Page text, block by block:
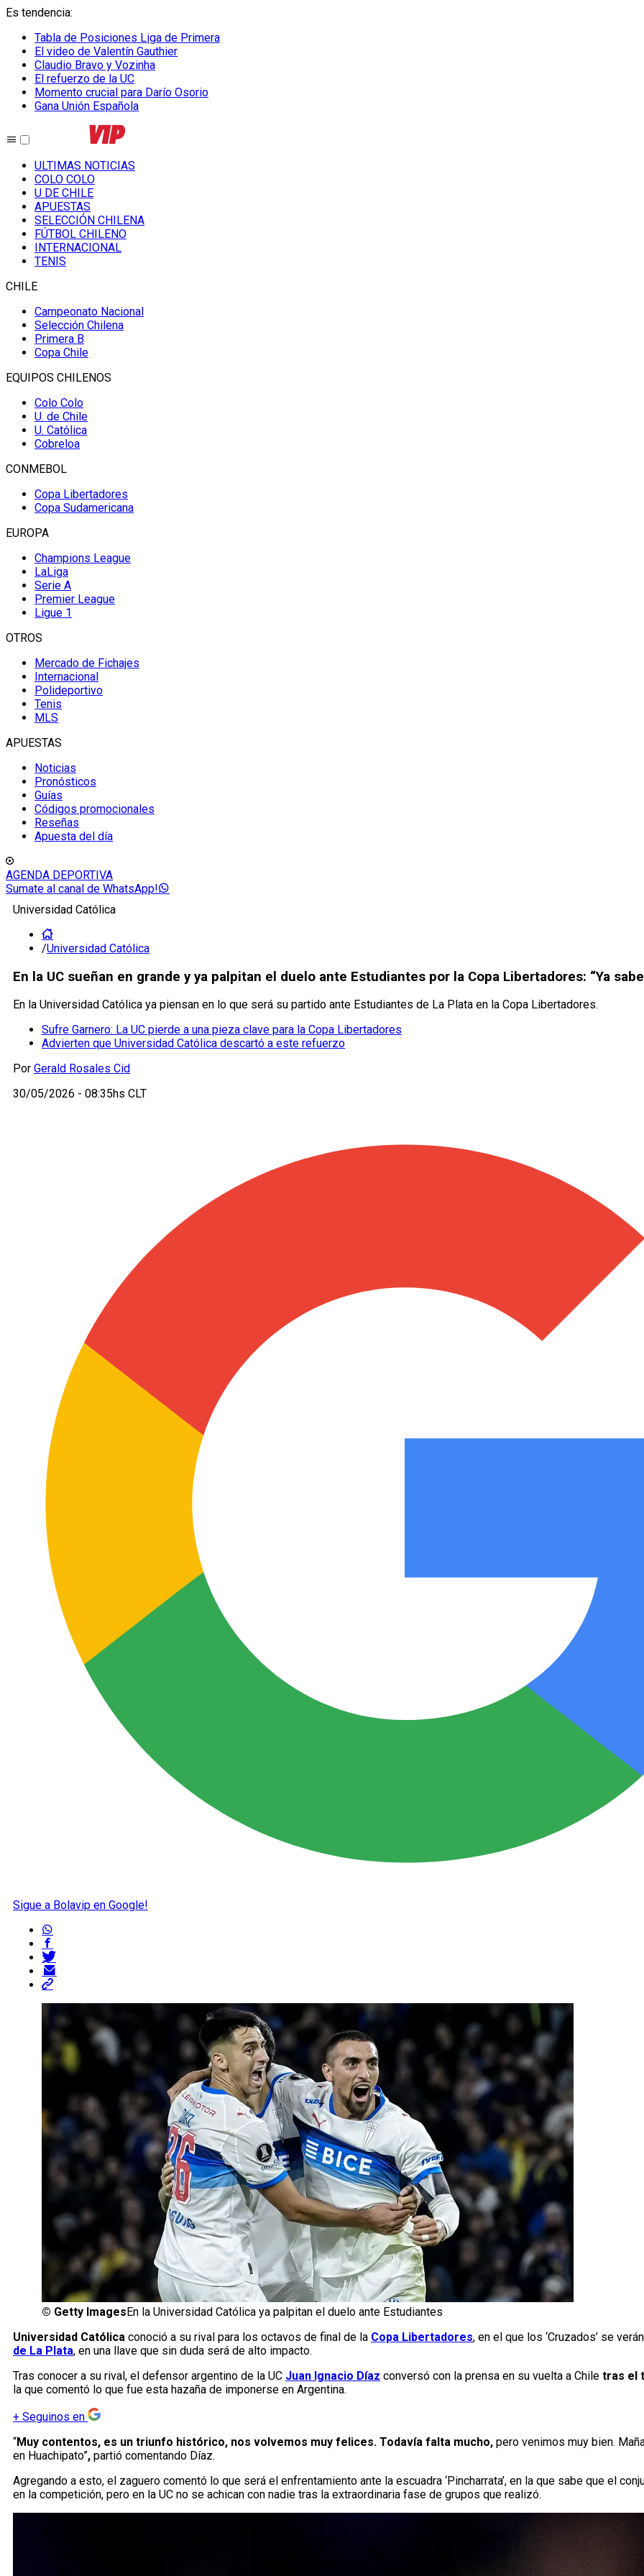
Es tendencia:
Tabla de Posiciones Liga de Primera
El video de Valentín Gauthier
Claudio Bravo y Vozinha
El refuerzo de la UC
Momento crucial para Darío Osorio
Gana Unión Española
ULTIMAS NOTICIAS
COLO COLO
U DE CHILE
APUESTAS
SELECCIÓN CHILENA
FÚTBOL CHILENO
INTERNACIONAL
TENIS
CHILE
Campeonato Nacional
Selección Chilena
Primera B
Copa Chile
EQUIPOS CHILENOS
Colo Colo
U. de Chile
U. Católica
Cobreloa
CONMEBOL
Copa Libertadores
Copa Sudamericana
EUROPA
Champions League
LaLiga
Serie A
Premier League
Ligue 1
OTROS
Mercado de Fichajes
Internacional
Polideportivo
Tenis
MLS
APUESTAS
Noticias
Pronósticos
Guías
Códigos promocionales
Reseñas
Apuesta del día
AGENDA DEPORTIVA
Sumate al canal de WhatsApp!
Universidad Católica
/Universidad Católica
En la UC sueñan en grande y ya palpitan el duelo ante Estudiantes por la Copa Libertadores: “Ya
En la Universidad Católica ya piensan en lo que será su partido ante Estudiantes de La Plata en la Copa Libertadores.
Sufre Garnero: La UC pierde a una pieza clave para la Copa Libertadores
Advierten que Universidad Católica descartó a este refuerzo
Por Gerald Rosales Cid
30/05/2026 - 08:35hs CLT
Sigue a Bolavip en Google!
© Getty Images En la Universidad Católica ya palpitan el duelo ante Estudiantes
Universidad Católica conoció a su rival para los octavos de final de la Copa Libertadores, en el que los ‘Cruzados’ se
de La Plata, en una llave que sin duda será de alto impacto.
Tras conocer a su rival, el defensor argentino de la UC Juan Ignacio Díaz conversó con la prensa en su vuelta a Chile tras el
la que comentó lo que fue esta hazaña de imponerse en Argentina.
+ Seguinos en
“Muy contentos, es un triunfo histórico, nos volvemos muy felices. Todavía falta mucho, pero venimos muy bien.
en Huachipato”, partió comentando Díaz.
Agregando a esto, el zaguero comentó lo que será el enfrentamiento ante la escuadra ‘Pincharrata’, en la que sabe que el
en la competición, pero en la UC no se achican con nadie tras la extraordinaria fase de grupos que realizó.